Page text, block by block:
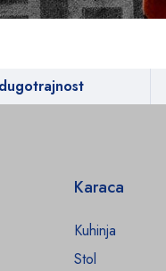
Karaca
Kuhinja
Stol